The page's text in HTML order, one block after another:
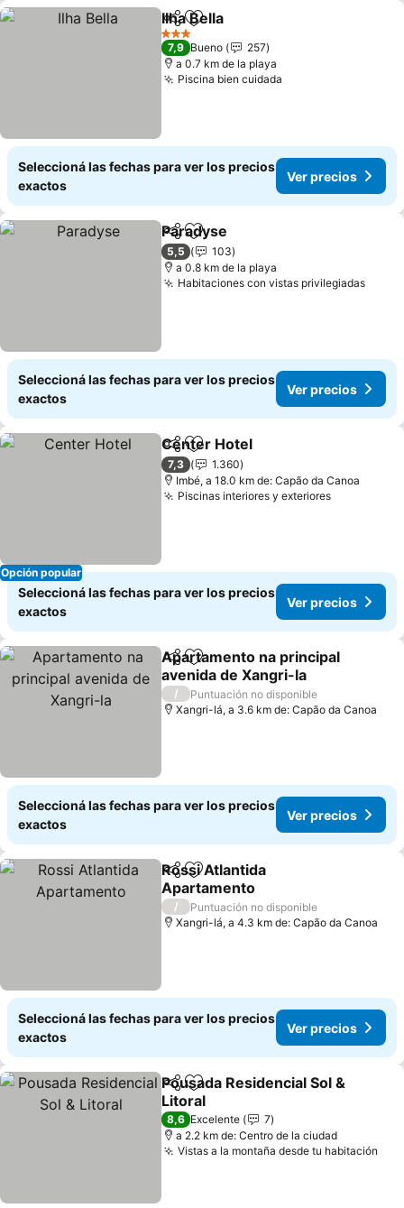
CompartirAñadir a favoritos
Ilha Bella
3 Estrellas
7,9 Bueno
257
a 0.7 km de la playa
Piscina bien cuidada
Seleccioná las fechas para ver los precios
exactos
Ver precios
CompartirAñadir a favoritos
Paradyse
5,5
103
a 0.8 km de la playa
Habitaciones con vistas privilegiadas
Seleccioná las fechas para ver los precios
exactos
Ver precios
Opción popular
CompartirAñadir a favoritos
Center Hotel
7,3
1.360
Imbé, a 18.0 km de: Capão da Canoa
Piscinas interiores y exteriores
Seleccioná las fechas para ver los precios
exactos
Ver precios
CompartirAñadir a favoritos
Apartamento na principal
avenida de Xangri-la
/
Puntuación no disponible
Xangri-lá, a 3.6 km de: Capão da Canoa
Seleccioná las fechas para ver los precios
exactos
Ver precios
CompartirAñadir a favoritos
Rossi Atlantida
Apartamento
/
Puntuación no disponible
Xangri-lá, a 4.3 km de: Capão da Canoa
Seleccioná las fechas para ver los precios
exactos
Ver precios
CompartirAñadir a favoritos
Pousada Residencial Sol &
Litoral
8,6 Excelente
7
a 2.2 km de: Centro de la ciudad
Vistas a la montaña desde tu habitación